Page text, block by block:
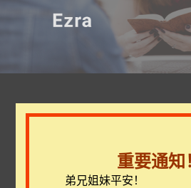
重要通知
弟兄姐妹平安！